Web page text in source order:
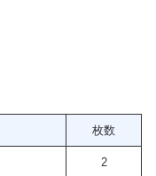
枚数
2